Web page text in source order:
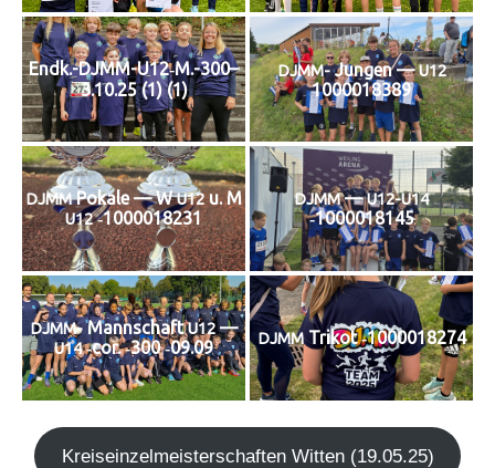
Endk.-DJMM-U12‑M.-300–
3.10.25 (1) (1)
DJMM-Jun­gen —U12
1000018389
DJMMPoka­le — WU12u. M
U12‑1000018231
DJMM—U12-U14
‑1000018145
DJMM-Mann­schaftU12—
U14‑cor. ‑300 ‑09.09 DJMMTri­kot ‑1000018274
Kreis­ein­zel­meis­ter­schaf­ten Wit­ten (19.05.25)